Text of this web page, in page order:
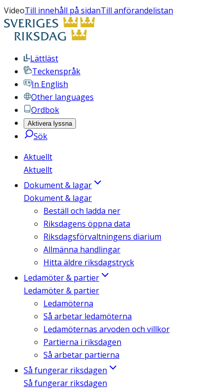
VideoTill innehåll på sidanTill anförandelistan
Lättläst
Teckenspråk
In English
Other languages
Ordbok
Aktivera lyssna
Sök
Aktuellt
Aktuellt
Dokument & lagar
Dokument & lagar
Beställ och ladda ner
Riksdagens öppna data
Riksdagsförvaltningens diarium
Allmänna handlingar
Hitta äldre riksdagstryck
Ledamöter & partier
Ledamöter & partier
Ledamöterna
Så arbetar ledamöterna
Ledamöternas arvoden och villkor
Partierna i riksdagen
Så arbetar partierna
Så fungerar riksdagen
Så fungerar riksdagen